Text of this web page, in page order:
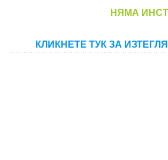
НЯМА
КЛИКНЕТЕ ТУК ЗА